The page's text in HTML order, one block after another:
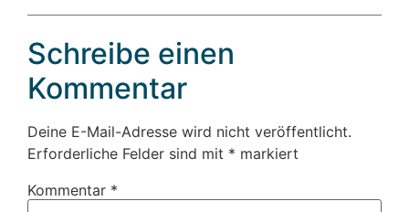
Schreibe einen
Kommentar
Deine E-Mail-Adresse wird nicht veröffentlicht.
Erforderliche Felder sind mit * markiert
Kommentar *